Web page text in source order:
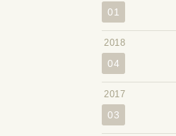
01
2018
04
2017
03